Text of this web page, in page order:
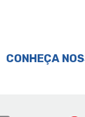
CONHEÇA